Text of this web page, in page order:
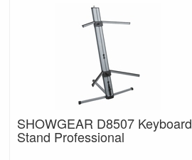
SHOWGEAR D8507 Keyboard
Stand Professional